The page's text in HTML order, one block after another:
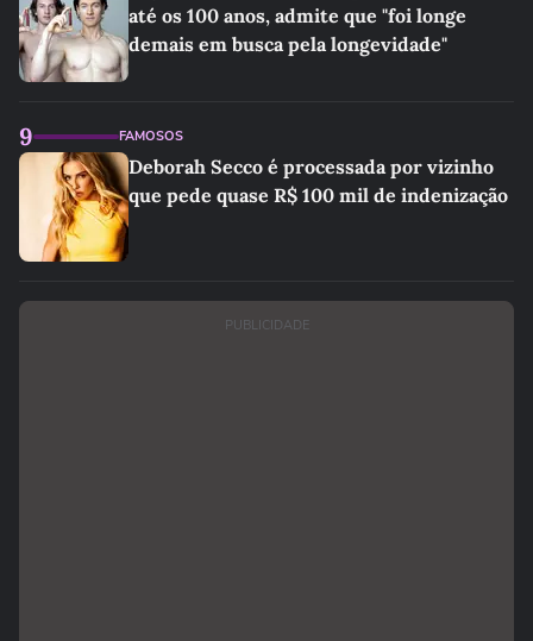
até os 100 anos, admite que "foi longe
demais em busca pela longevidade"
9 FAMOSOS
Deborah Secco é processada por vizinho
que pede quase R$ 100 mil de indenização
PUBLICIDADE